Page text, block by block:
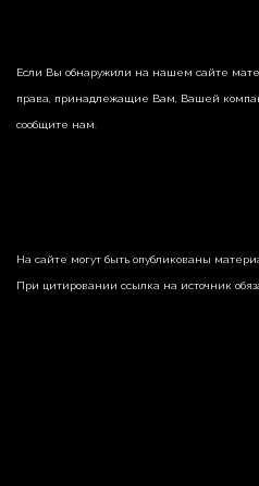
Если Вы обнаружили на нашем сайте
права, принадлежащие Вам, Вашей
сообщите нам.
На сайте могут быть опубликованы
При цитировании ссылка на источник